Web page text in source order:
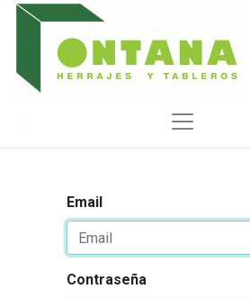
Email
Contraseña